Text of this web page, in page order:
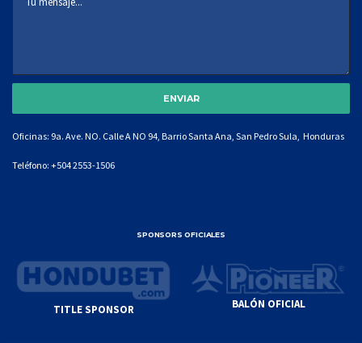
Oficinas: 9a. Ave. NO. Calle A NO 94, Barrio Santa Ana, San Pedro Sula, Honduras
Teléfono: +504 2553-1506
SPONSORS OFICIALES
TITLE SPONSOR BALÓN OFICIAL